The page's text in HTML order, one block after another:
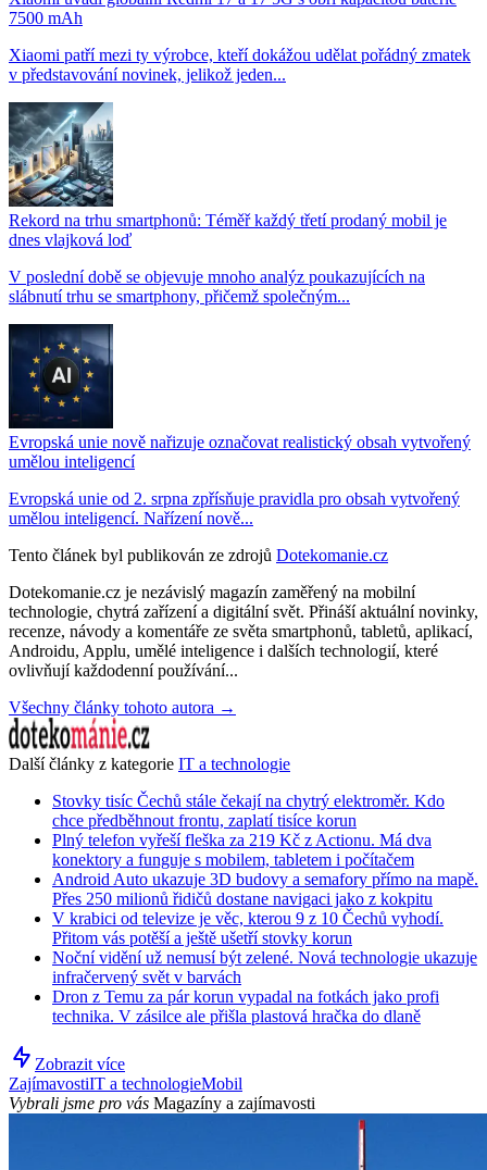
7500 mAh
Xiaomi patří mezi ty výrobce, kteří dokážou udělat pořádný zmatek
v představování novinek, jelikož jeden...
Rekord na trhu smartphonů: Téměř každý třetí prodaný mobil je
dnes vlajková loď
V poslední době se objevuje mnoho analýz poukazujících na
slábnutí trhu se smartphony, přičemž společným...
Evropská unie nově nařizuje označovat realistický obsah vytvořený
umělou inteligencí
Evropská unie od 2. srpna zpřísňuje pravidla pro obsah vytvořený
umělou inteligencí. Nařízení nově...
Tento článek byl publikován ze zdrojů Dotekomanie.cz
Dotekomanie.cz je nezávislý magazín zaměřený na mobilní
technologie, chytrá zařízení a digitální svět. Přináší aktuální novinky,
recenze, návody a komentáře ze světa smartphonů, tabletů, aplikací,
Androidu, Applu, umělé inteligence i dalších technologií, které
ovlivňují každodenní používání...
Všechny články tohoto autora →
Další články z kategorie IT a technologie
Stovky tisíc Čechů stále čekají na chytrý elektroměr. Kdo
chce předběhnout frontu, zaplatí tisíce korun
Plný telefon vyřeší fleška za 219 Kč z Actionu. Má dva
konektory a funguje s mobilem, tabletem i počítačem
Android Auto ukazuje 3D budovy a semafory přímo na mapě.
Přes 250 milionů řidičů dostane navigaci jako z kokpitu
V krabici od televize je věc, kterou 9 z 10 Čechů vyhodí.
Přitom vás potěší a ještě ušetří stovky korun
Noční vidění už nemusí být zelené. Nová technologie ukazuje
infračervený svět v barvách
Dron z Temu za pár korun vypadal na fotkách jako profi
technika. V zásilce ale přišla plastová hračka do dlaně
Zobrazit více
ZajímavostiIT a technologieMobil
Vybrali jsme pro vás Magazíny a zajímavosti